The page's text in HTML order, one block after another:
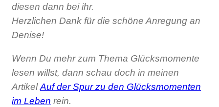
diesen dann bei ihr.
Herzlichen Dank für die schöne Anregung an
Denise!
Wenn Du mehr zum Thema Glücksmomente
lesen willst, dann schau doch in meinen
ArtikelAuf der Spur zu den Glücksmomenten
im Leben rein.